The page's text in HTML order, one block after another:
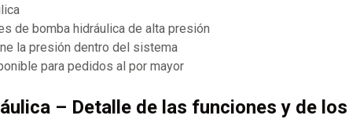
de bomba hidráulica de alta presión
la presión dentro del sistema
para pedidos al por mayor
– Detalle de las funciones y de los